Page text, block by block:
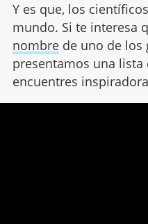
Y es que, los
mundo. Si te interesa
nombrede uno de los
presentamos una
encuentres